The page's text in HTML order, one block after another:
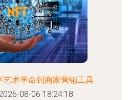
艺术革命到商家营销工具
08-06 18:24:18